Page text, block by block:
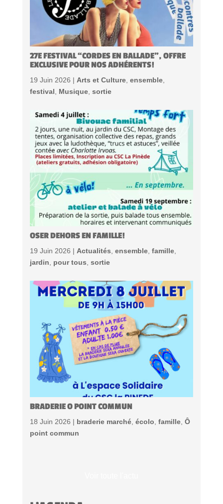
27E FESTIVAL “CORDES EN BALLADE”, OFFRE
EXCLUSIVE POUR NOS ADHÉRENTS!
19 Juin 2026 | Arts et Culture, ensemble,
festival
Musique, sortie
OSER DEHORS EN FAMILLE!
19 Juin 2026 | Actualités ensemble, famille,
jardin
pour tous sortie
BRADERIE O POINT COMMUN
18 Juin 2026 | braderie marché, écolo famille, Ô
point commun